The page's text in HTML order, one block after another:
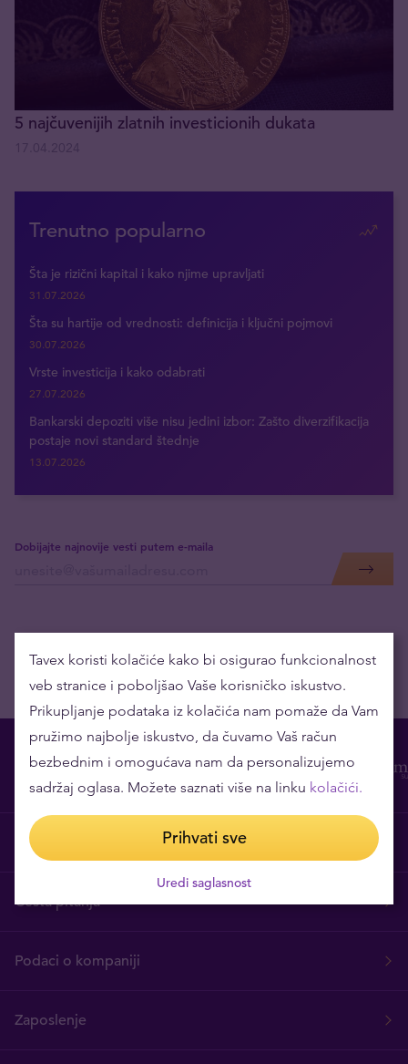
5 najčuvenijih zlatnih investicionih dukata
Trenutno popularno
Šta je rizični kapital i kako njime upravljati
31.07.2026
Šta su hartije od vrednosti: definicija i ključni pojmovi
30.07.2026
Vrste investicija i kako odabrati
27.07.2026
Bankarski depoziti više nisu jedini izbor: Zašto diverzifikacija
postaje novi standard štednje
13.07.2026
Dobijajte najnovije vesti putem e-maila
O nama
Česta pitanja
Podaci o kompaniji
Zaposlenje
Tavex koristi kolačiće kako bi osigurao funkcionalnost
veb stranice i poboljšao Vaše korisničko iskustvo.
Prikupljanje podataka iz kolačića nam pomaže da Vam
pružimo najbolje iskustvo, da čuvamo Vaš račun
bezbednim i omogućava nam da personalizujemo
sadržaj oglasa. Možete saznati više na linku kolačići.
Prihvati sve
Uredi saglasnost